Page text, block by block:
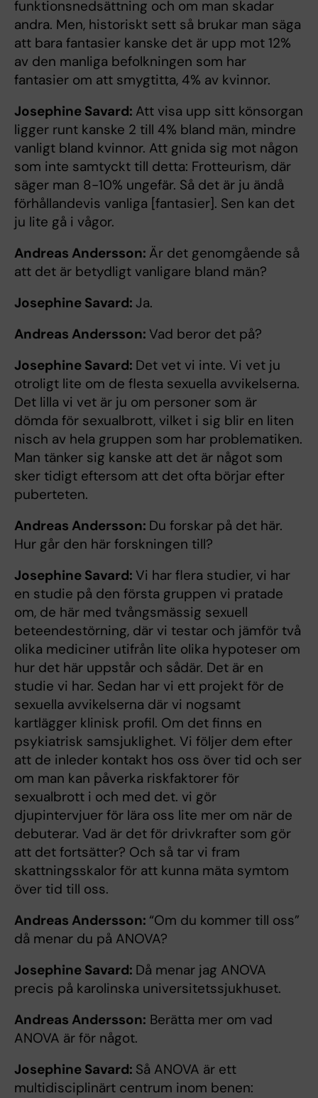
funktionsnedsättning och om man skadar
andra. Men, historiskt sett så brukar man säga
att bara fantasier kanske det är upp mot 12%
av den manliga befolkningen som har
fantasier om att smygtitta, 4% av kvinnor.
Josephine Savard: Att visa upp sitt könsorgan
ligger runt kanske 2 till 4% bland män, mindre
vanligt bland kvinnor. Att gnida sig mot någon
som inte samtyckt till detta: Frotteurism, där
säger man 8-10% ungefär. Så det är ju ändå
förhållandevis vanliga [fantasier]. Sen kan det
ju lite gå i vågor.
Andreas Andersson: Är det genomgående så
att det är betydligt vanligare bland män?
Josephine Savard: Ja.
Andreas Andersson: Vad beror det på?
Josephine Savard: Det vet vi inte. Vi vet ju
otroligt lite om de flesta sexuella avvikelserna.
Det lilla vi vet är ju om personer som är
dömda för sexualbrott, vilket i sig blir en liten
nisch av hela gruppen som har problematiken.
Man tänker sig kanske att det är något som
sker tidigt eftersom att det ofta börjar efter
puberteten.
Andreas Andersson: Du forskar på det här.
Hur går den här forskningen till?
Josephine Savard: Vi har flera studier, vi har
en studie på den första gruppen vi pratade
om, de här med tvångsmässig sexuell
beteendestörning, där vi testar och jämför två
olika mediciner utifrån lite olika hypoteser om
hur det här uppstår och sådär. Det är en
studie vi har. Sedan har vi ett projekt för de
sexuella avvikelserna där vi nogsamt
kartlägger klinisk profil. Om det finns en
psykiatrisk samsjuklighet. Vi följer dem efter
att de inleder kontakt hos oss över tid och ser
om man kan påverka riskfaktorer för
sexualbrott i och med det. vi gör
djupintervjuer för lära oss lite mer om när de
debuterar. Vad är det för drivkrafter som gör
att det fortsätter? Och så tar vi fram
skattningsskalor för att kunna mäta symtom
över tid till oss.
Andreas Andersson: “Om du kommer till oss”
då menar du på ANOVA?
Josephine Savard: Då menar jag ANOVA
precis på karolinska universitetssjukhuset.
Andreas Andersson: Berätta mer om vad
ANOVA är för något.
Josephine Savard: Så ANOVA är ett
multidisciplinärt centrum inom benen: